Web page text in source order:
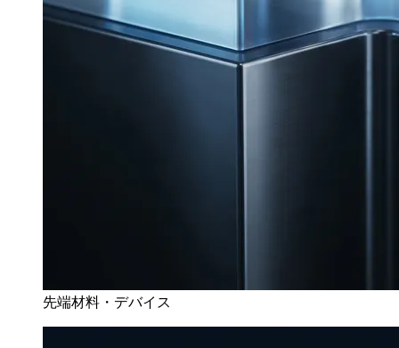
先端材料・デバイス